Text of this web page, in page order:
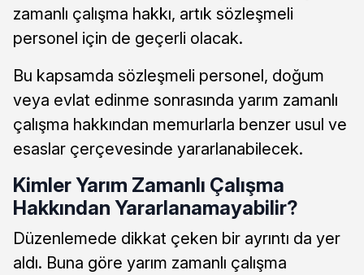
zamanlı çalışma hakkı, artık sözleşmeli
personel için de geçerli olacak.
Bu kapsamda sözleşmeli personel, doğum
veya evlat edinme sonrasında yarım zamanlı
çalışma hakkından memurlarla benzer usul ve
esaslar çerçevesinde yararlanabilecek.
Kimler Yarım Zamanlı Çalışma
Hakkından Yararlanamayabilir?
Düzenlemede dikkat çeken bir ayrıntı da yer
aldı. Buna göre yarım zamanlı çalışma